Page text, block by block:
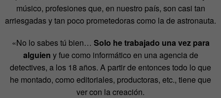
músico, profesiones que, en nuestro país, son casi tan
arriesgadas y tan poco prometedoras como la de astronauta.
«No lo sabes tú bien… Solo he trabajado una vez para
alguien y fue como informático en una agencia de
detectives, a los 18 años. A partir de entonces todo lo que
he montado, como editoriales, productoras, etc., tiene que
ver con la creación.